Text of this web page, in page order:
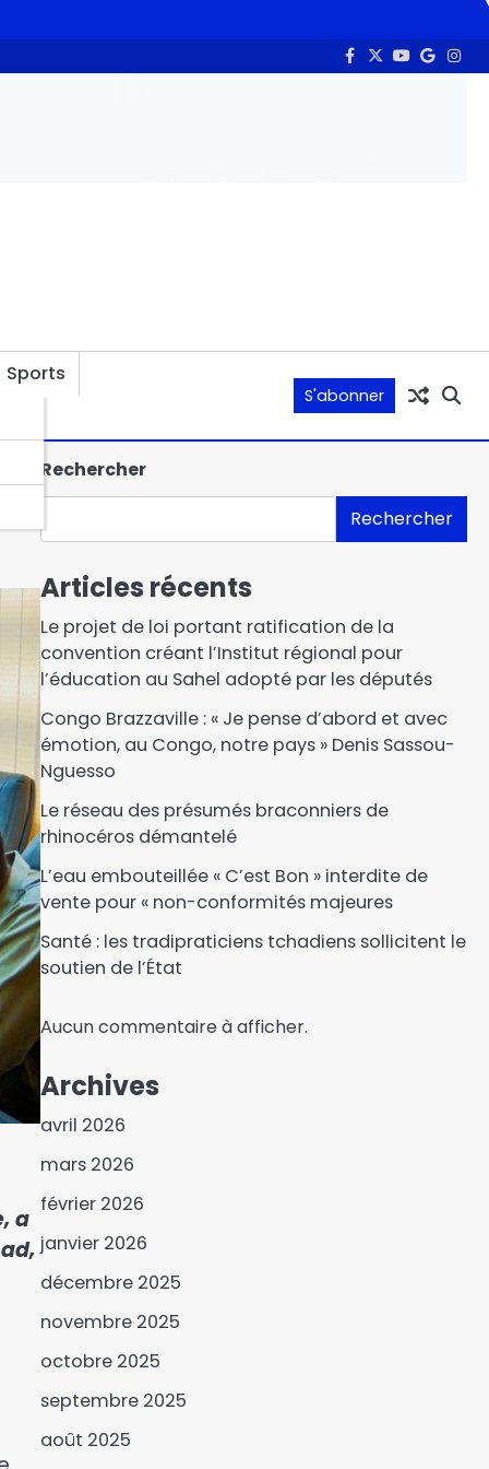
Sports
S'abonner
a
Rechercher
Rechercher
Articles récents
Le projet de loi portant ratification de la
convention créant l’Institut régional pour
l’éducation au Sahel adopté par les députés
Congo Brazzaville : « Je pense d’abord et avec
émotion, au Congo, notre pays » Denis Sassou-
Nguesso
Le réseau des présumés braconniers de
rhinocéros démantelé
L’eau embouteillée « C’est Bon » interdite de
vente pour « non-conformités majeures
Santé : les tradipraticiens tchadiens sollicitent le
soutien de l’État
Aucun commentaire à afficher.
Archives
avril 2026
mars 2026
février 2026
janvier 2026
décembre 2025
novembre 2025
octobre 2025
septembre 2025
août 2025
3
4
pays de » clanique »